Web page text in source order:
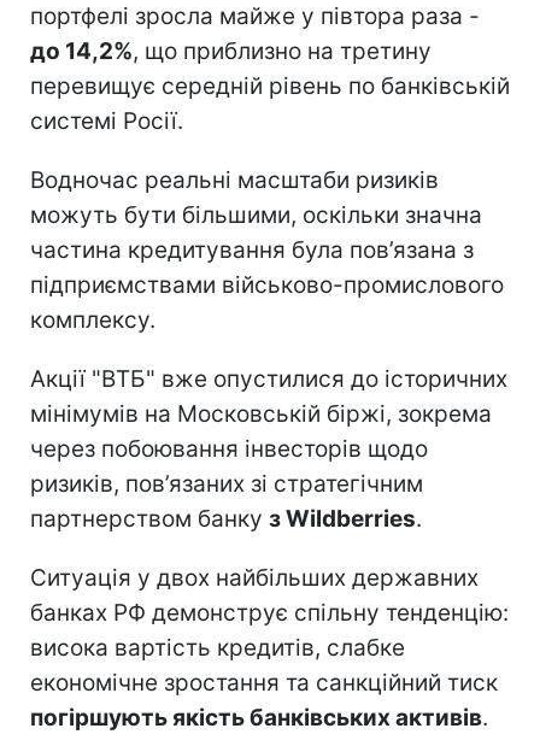
портфелі зросла майже у півтора раза -
до 14,2%, що приблизно на третину
перевищує середній рівень по банківській
системі Росії.
Водночас реальні масштаби ризиків
можуть бути більшими, оскільки значна
частина кредитування була пов’язана з
підприємствами військово-промислового
комплексу.
Акції "ВТБ" вже опустилися до історичних
мінімумів на Московській біржі, зокрема
через побоювання інвесторів щодо
ризиків, пов’язаних зі стратегічним
партнерством банку з Wildberries.
Ситуація у двох найбільших державних
банках РФ демонструє спільну тенденцію:
висока вартість кредитів, слабке
економічне зростання та санкційний тиск
погіршують якість банківських активів.